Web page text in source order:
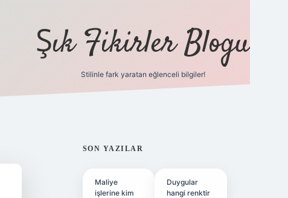
Şık Fikirler Blogu
Stilinle fark yaratan eğlenceli bilgiler!
SIDEBAR
SON YAZILAR
Maliye
işlerine kim
Duygular
hangi renktir